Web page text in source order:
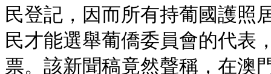
民登記，因而所有持葡國護照
民才能選舉葡僑委員會的代表
票。該新聞稿竟然聲稱，在澳